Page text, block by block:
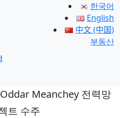
한국어
English
中文 (中国)
부동산
Meanchey 전력망
트 수주